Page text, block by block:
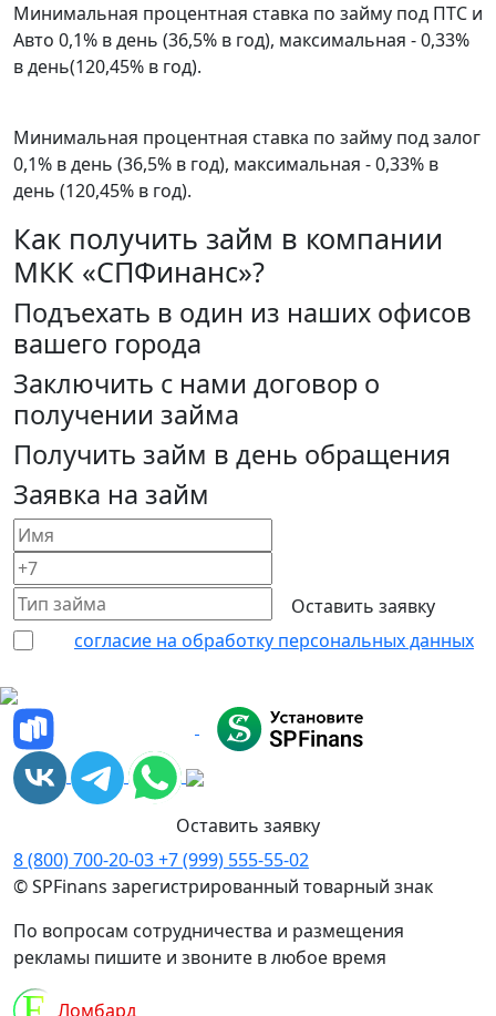
Минимальная процентная ставка по займу под ПТС и
Авто 0,1% в день (36,5% в год), максимальная - 0,33%
в день(120,45% в год).
Минимальная процентная ставка по займу под залог
0,1% в день (36,5% в год), максимальная - 0,33% в
день (120,45% в год).
Как получить займ в компании
МКК «СПФинанс»?
Подъехать в один из наших офисов
вашего города
Заключить с нами договор о
получении займа
Получить займ в день обращения
Заявка на займ
согласие на обработку персональных данных
Оставить заявку
8 (800) 700-20-03+7 (999) 555-55-02
© SPFinans зарегистрированный товарный знак
По вопросам сотрудничества и размещения
рекламы пишите и звоните в любое время
Ломбард